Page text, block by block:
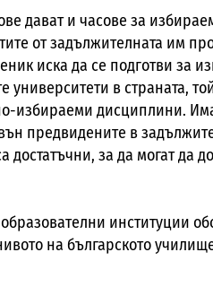
дават и часове за
от задължителната им
иска да се подготви за
университети в страната,
избираеми дисциплини.
предвидените в
достатъчни, за да могат да
институции
на българското